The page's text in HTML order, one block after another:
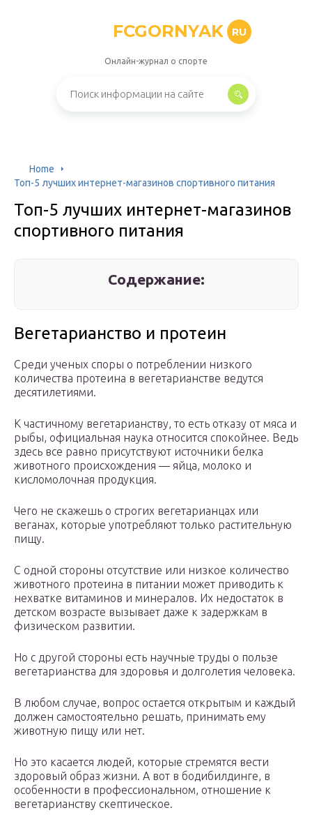
FCGORNYAK RU
Онлайн-журнал о спорте
Home
Топ-5 лучших интернет-магазинов спортивного питания
Топ-5 лучших интернет-магазинов
спортивного питания
Содержание:
Вегетарианство и протеин
Среди ученых споры о потреблении низкого
количества протеина в вегетарианстве ведутся
десятилетиями.
К частичному вегетарианству, то есть отказу от мяса и
рыбы, официальная наука относится спокойнее. Ведь
здесь все равно присутствуют источники белка
животного происхождения — яйца, молоко и
кисломолочная продукция.
Чего не скажешь о строгих вегетарианцах или
веганах, которые употребляют только растительную
пищу.
С одной стороны отсутствие или низкое количество
животного протеина в питании может приводить к
нехватке витаминов и минералов. Их недостаток в
детском возрасте вызывает даже к задержкам в
физическом развитии.
Но с другой стороны есть научные труды о пользе
вегетарианства для здоровья и долголетия человека.
В любом случае, вопрос остается открытым и каждый
должен самостоятельно решать, принимать ему
животную пищу или нет.
Но это касается людей, которые стремятся вести
здоровый образ жизни. А вот в бодибилдинге, в
особенности в профессиональном, отношение к
вегетарианству скептическое.